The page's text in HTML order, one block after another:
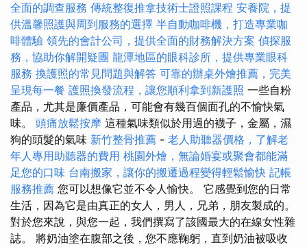
全面的調查服務 傳統整復推拿技術士證照課程 安養院，提
供溫馨照護與周到服務的選擇 半自動咖啡機，打造專業咖
啡體驗 領先的會計公司，提供全面的財務解決方案 偵探服
務，協助你解開疑團 龍潭地區的眼科診所，提供專業眼科
服務 換護照的常見問題與解答 可靠的辦桌外燴推薦，完美
呈現每一餐 護照換發流程，讓您順利拿到新護照 一些自粉
產品，尤其是廉價產品，可能會有幾百個面孔的不愉快氣
味。 頭痛放鬆按摩 這種氣味類似於用過的襪子，金屬，濕
狗的頭髮的氣味 新竹整骨推薦 - 老人助聽器價格，了解老
年人專用助聽器的費用 桃園外燴，無論婚宴或聚會都能滿
足您的口味 台南搬家，讓你的搬遷過程變得輕鬆愉快 記帳
服務推薦 您可以想像它並不令人愉快。 它感覺到您的日常
生活，因為它是由真正的女人，男人，兄弟，朋友製成的。
對於您來說，與您一起，我們撰寫了該國最大的在線女性雜
誌。 將奶油塗在腹部之後，您不應鞠躬，直到奶油被吸收